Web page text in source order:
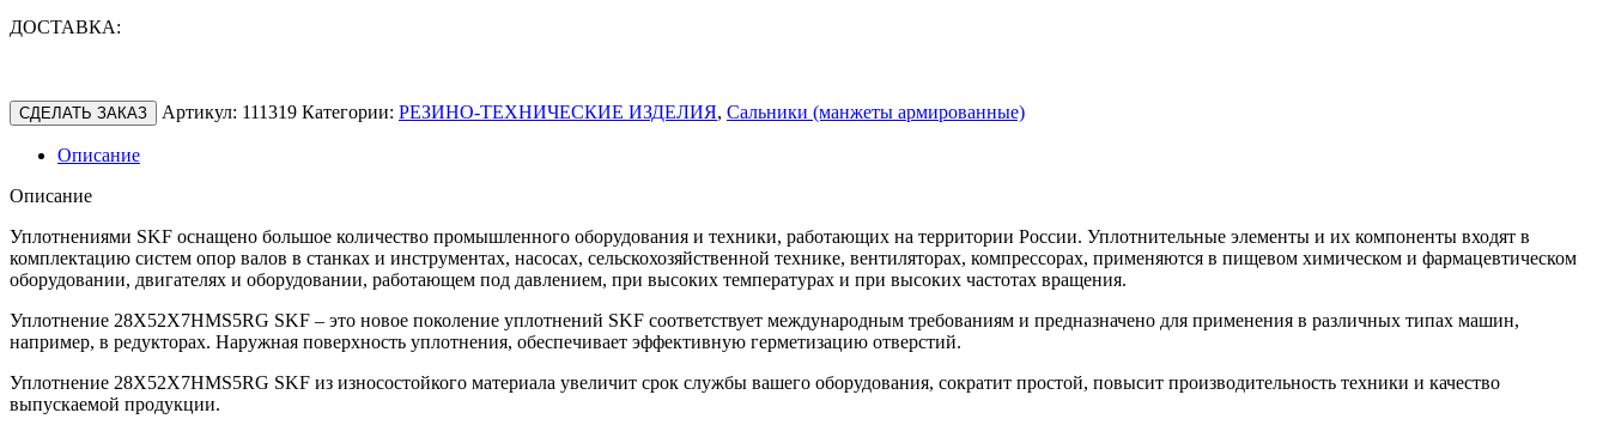
ДОСТАВКА:
СДЕЛАТЬ ЗАКАЗ Артикул: 111319 Категории: РЕЗИНО-ТЕХНИЧЕСКИЕ ИЗДЕЛИЯ, Сальники (манжеты армированные)
Описание
Описание
Уплотнениями SKF оснащено большое количество промышленного оборудования и техники, работающих на территории России. Уплотнительные элементы и их компоненты входят в
комплектацию систем опор валов в станках и инструментах, насосах, сельскохозяйственной технике, вентиляторах, компрессорах, применяются в пищевом химическом и фармацевтическом
оборудовании, двигателях и оборудовании, работающем под давлением, при высоких температурах и при высоких частотах вращения.
Уплотнение 28X52X7HMS5RG SKF – это новое поколение уплотнений SKF соответствует международным требованиям и предназначено для применения в различных типах машин,
например, в редукторах. Наружная поверхность уплотнения, обеспечивает эффективную герметизацию отверстий.
Уплотнение 28X52X7HMS5RG SKF из износостойкого материала увеличит срок службы вашего оборудования, сократит простой, повысит производительность техники и качество
выпускаемой продукции.